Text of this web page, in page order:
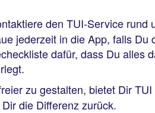
den TUI-Service rund
jederzeit in die App, falls
dafür, dass Du alles
zu gestalten, bietet Dir
die Differenz zurück.